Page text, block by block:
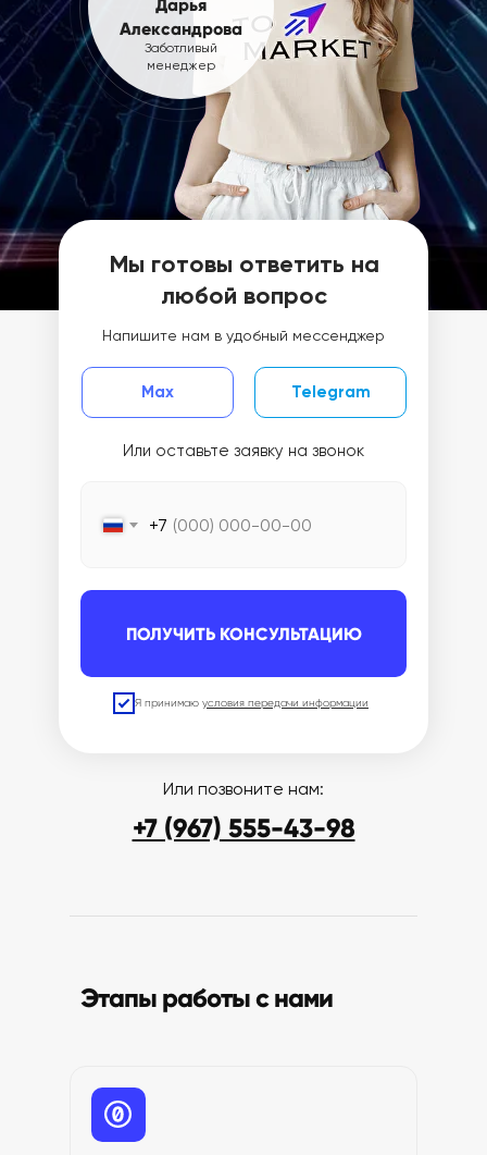
Мы готовы ответить на
любой вопрос
Напишите нам в удобный мессенджер
Telegram
Или оставьте заявку на звонок
Max
Я принимаю условия передачи информации
Дарья
Александрова
Заботливый
менеджер
+7
ПОЛУЧИТЬ КОНСУЛЬТАЦИЮ
Или позвоните нам:
+7 (967) 555-43-98
Этапы работы с нами